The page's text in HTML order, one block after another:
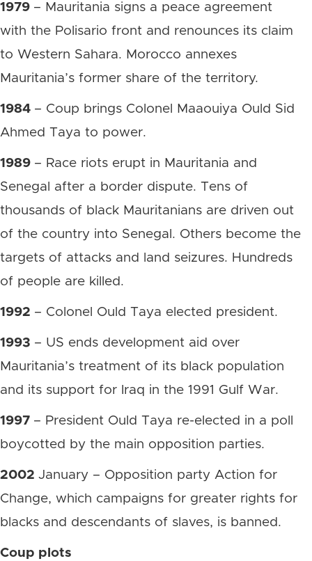
1979 – Mauritania signs a peace agreement
with the Polisario front and renounces its claim
to Western Sahara. Morocco annexes
Mauritania’s former share of the territory.
1984 – Coup brings Colonel Maaouiya Ould Sid
Ahmed Taya to power.
1989 – Race riots erupt in Mauritania and
Senegal after a border dispute. Tens of
thousands of black Mauritanians are driven out
of the country into Senegal. Others become the
targets of attacks and land seizures. Hundreds
of people are killed.
1992 – Colonel Ould Taya elected president.
1993 – US ends development aid over
Mauritania’s treatment of its black population
and its support for Iraq in the 1991 Gulf War.
1997 – President Ould Taya re-elected in a poll
boycotted by the main opposition parties.
2002 January – Opposition party Action for
Change, which campaigns for greater rights for
blacks and descendants of slaves, is banned.
Coup plots